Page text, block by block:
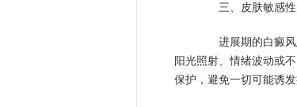
三、皮肤敏感性
进展期的白癜风
阳光照射、情绪波动或
保护，避免一切可能诱发